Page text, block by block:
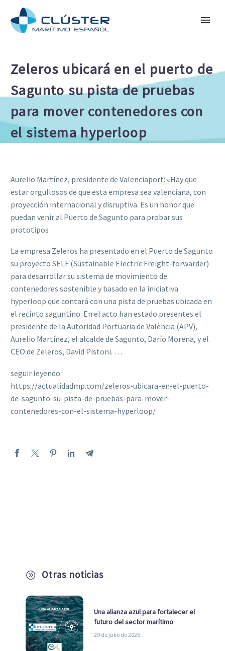
Zeleros ubicará en el puerto de
Sagunto su pista de pruebas
para mover contenedores con
el sistema hyperloop
A Otras noticias
Una alianza azul para fortalecer el
futuro del sector marítimo
29 de julio de 2026
Aurelio Martínez, presidente de Valenciaport: «Hay que
estar orgullosos de que esta empresa sea valenciana, con
proyección internacional y disruptiva. Es un honor que
puedan venir al Puerto de Sagunto para probar sus
prototipos
La empresa Zeleros ha presentado en el Puerto de Sagunto
su proyecto SELF (Sustainable Electric Freight-forwarder)
para desarrollar su sistema de movimiento de
contenedores sostenible y basado en la iniciativa
hyperloop que contará con una pista de pruebas ubicada en
el recinto saguntino. En el acto han estado presentes el
presidente de la Autoridad Portuaria de València (APV),
Aurelio Martínez, el alcalde de Sagunto, Darío Morena, y el
CEO de Zeleros, David Pistoni. …
seguir leyendo:
https://actualidadmp.com/zeleros-ubicara-en-el-puerto-
de-sagunto-su-pista-de-pruebas-para-mover-
contenedores-con-el-sistema-hyperloop/